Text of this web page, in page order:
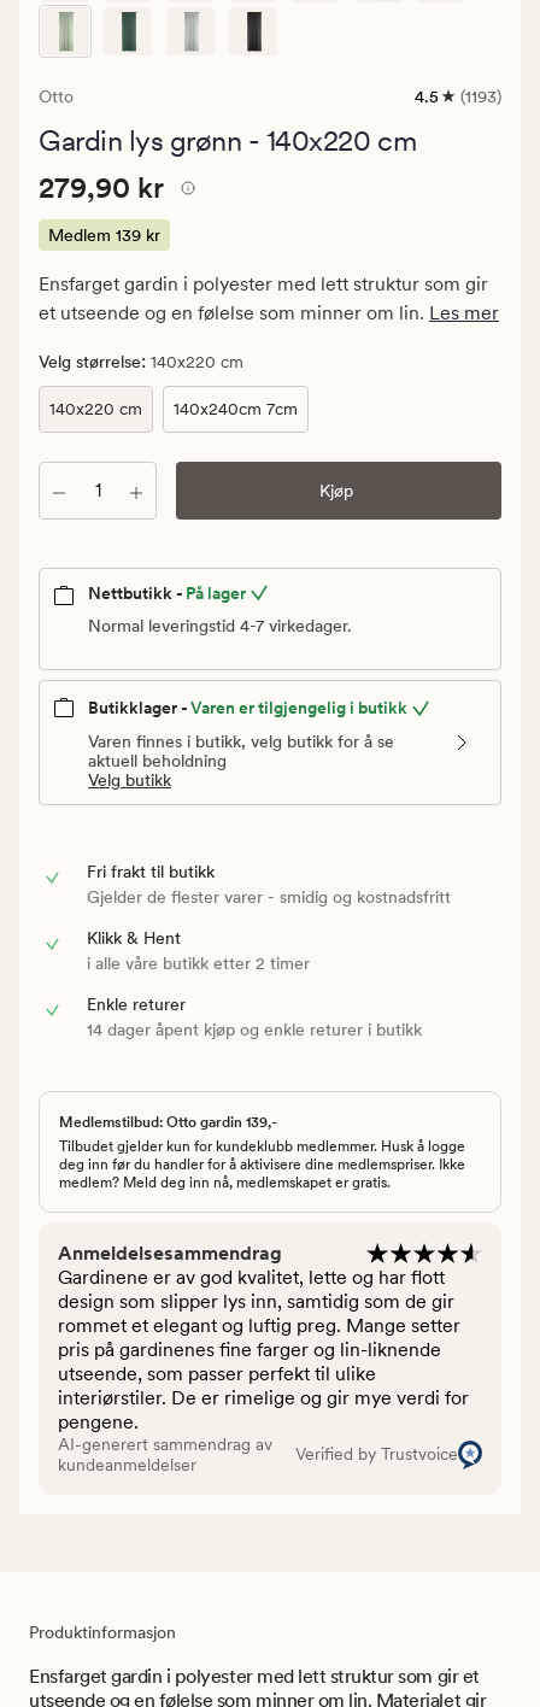
Otto
1193
med
4.5 (1193)
Gardin lys grønn - 140x220 cm
Pris
279,90
kr.
139
kr
Pris 279,90 kr
279,90 kr
Medlem 139 kr
Ensfarget gardin i polyester med lett struktur som gir
et utseende og en følelse som minner om lin. Les mer
Velg størrelse: 140x220 cm
140x220 cm 140x240cm 7cm
Antall Kjøp
Nettbutikk - På lager
Normal leveringstid 4-7 virkedager.
Butikklager -Varen er tilgjengelig i butikk
Varen finnes i butikk, velg butikk for å se
aktuell beholdning
Velg butikk
Fri frakt til butikk
Gjelder de flester varer - smidig og kostnadsfritt
Klikk & Hent
i alle våre butikk etter 2 timer
Enkle returer
14 dager åpent kjøp og enkle returer i butikk
Medlemstilbud: Otto gardin 139,-
Tilbudet gjelder kun for kundeklubb medlemmer. Husk å logge
deg inn før du handler for å aktivisere dine medlemspriser. Ikke
medlem? Meld deg inn nå, medlemskapet er gratis.
Anmeldelsesammendrag
Gardinene er av god kvalitet, lette og har flott
design som slipper lys inn, samtidig som de gir
rommet et elegant og luftig preg. Mange setter
pris på gardinenes fine farger og lin-liknende
utseende, som passer perfekt til ulike
interiørstiler. De er rimelige og gir mye verdi for
pengene.
AI-generert sammendrag av
kundeanmeldelser
Verified by Trustvoice
Produktinformasjon
Ensfarget gardin i polyester med lett struktur som gir et
utseende og en følelse som minner om lin. Materialet gir